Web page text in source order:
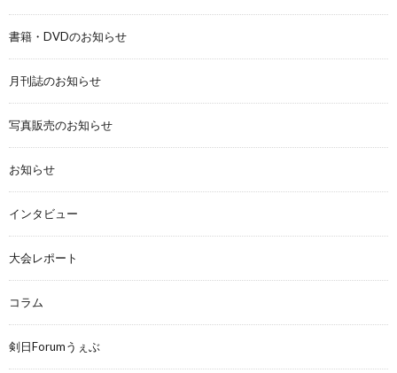
書籍・DVDのお知らせ
月刊誌のお知らせ
写真販売のお知らせ
お知らせ
インタビュー
大会レポート
コラム
剣日Forumうぇぶ